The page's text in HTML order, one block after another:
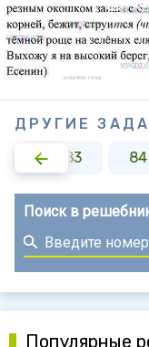
ДРУГИЕ
83 84
Поиск в
Популярные